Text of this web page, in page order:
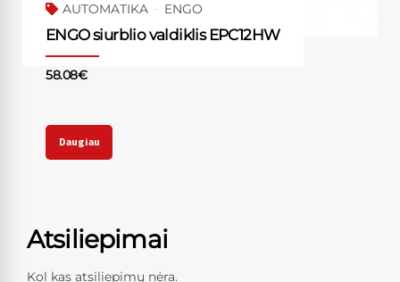
AUTOMATIKA ENGO
ENGO siurblio valdiklis EPC12HW
58.08€
Daugiau
Atsiliepimai
Kol kas atsiliepimų nėra.